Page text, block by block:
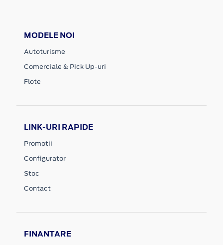
MODELE NOI
Autoturisme
Comerciale & Pick Up-uri
Flote
LINK-URI RAPIDE
Promotii
Configurator
Stoc
Contact
FINANTARE